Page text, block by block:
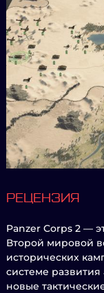
РЕЦЕНЗИЯ
Panzer Corps 2 —
Второй мировой
исторических
системе
новые